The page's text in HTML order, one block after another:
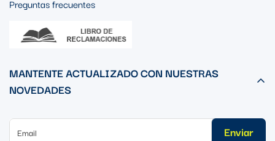
Preguntas frecuentes
MANTENTE ACTUALIZADO CON NUESTRAS
NOVEDADES
Enviar